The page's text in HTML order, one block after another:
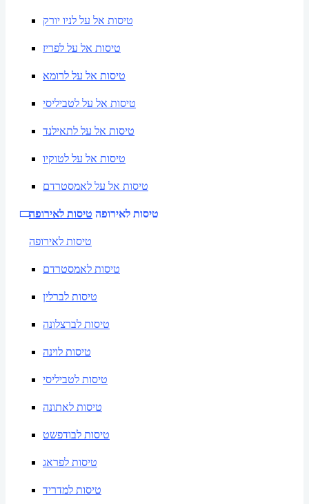
טיסות אל על לניו יורק
טיסות אל על לפריז
טיסות אל על לרומא
טיסות אל על לטביליסי
טיסות אל על לתאילנד
טיסות אל על לטוקיו
טיסות אל על לאמסטרדם
טיסות לאירופה טיסות לאירופה
טיסות לאירופה
טיסות לאמסטרדם
טיסות לברלין
טיסות לברצלונה
טיסות לוינה
טיסות לטביליסי
טיסות לאתונה
טיסות לבודפשט
טיסות לפראג
טיסות למדריד